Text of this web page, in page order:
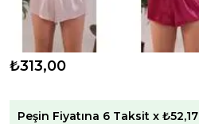
₺313,00
Peşin Fiyatına 6 Taksit x ₺52,17